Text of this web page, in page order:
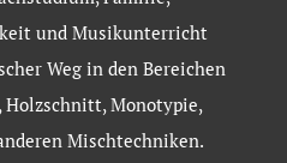
und Musikunterricht
Weg in den Bereichen
Monotypie,
Mischtechniken.